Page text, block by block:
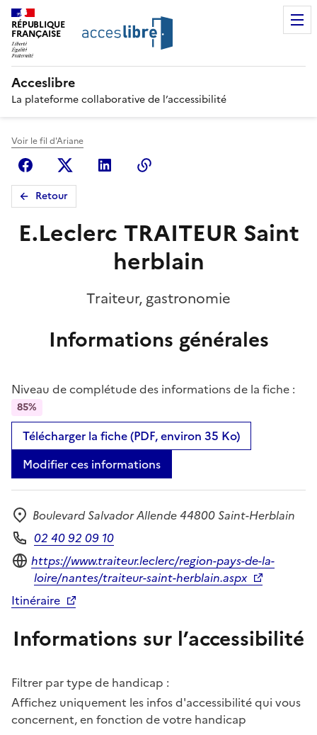
RÉPUBLIQUE
FRANÇAISE
Acceslibre
La plateforme collaborative de l’accessibilité
Voir le fil d'Ariane
FacebookX (anciennement Twitter)
Linkedin
Retour
E.Leclerc TRAITEUR Saint
herblain
Traiteur, gastronomie
Informations générales
Niveau de complétude des informations de la fiche :
85%
Télécharger la fiche (PDF, environ 35 Ko)
Modifier ces informations
Adresse
Boulevard Salvador Allende 44800 Saint-Herblain
Téléphone
02 40 92 09 10
Site internet
https://www.traiteur.leclerc/region-pays-de-la-
loire/nantes/traiteur-saint-herblain.aspx
Itinéraire
Informations sur l’accessibilité
Filtrer par type de handicap :
Affichez uniquement les infos d'accessibilité qui vous
concernent, en fonction de votre handicap